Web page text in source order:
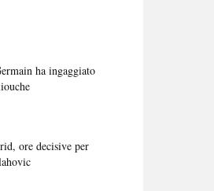
ha ingaggiato
ore decisive per